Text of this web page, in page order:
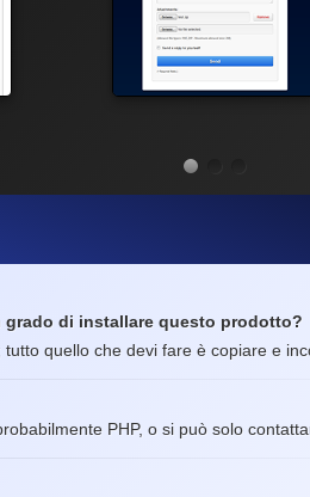
grado di installare questo prodotto?
quello che devi fare è copiare e
PHP, o si può solo